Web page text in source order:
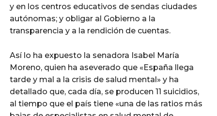
y en los centros educativos de sendas ciudades
autónomas; y obligar al Gobierno a la
transparencia y a la rendición de cuentas.
Así lo ha expuesto la senadora Isabel María
Moreno, quien ha aseverado que «España llega
tarde y mal a la crisis de salud mental» y ha
detallado que, cada día, se producen 11 suicidios,
al tiempo que el país tiene «una de las ratios más